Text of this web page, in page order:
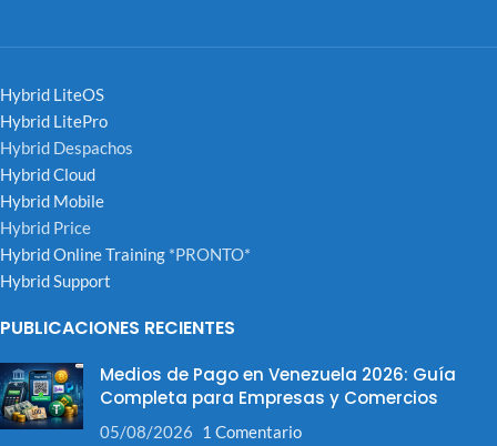
Hybrid LiteOS
Hybrid LitePro
Hybrid Despachos
Hybrid Cloud
Hybrid Mobile
Hybrid Price
Hybrid Online Training *PRONTO*
Hybrid Support
PUBLICACIONES RECIENTES
Medios de Pago en Venezuela 2026: Guía
Completa para Empresas y Comercios
05/08/2026 1 Comentario